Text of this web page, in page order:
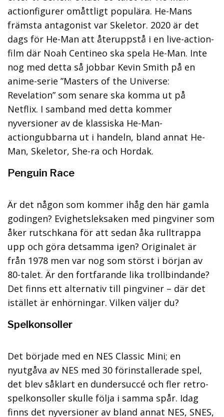
actionfigurer omåttligt populära. He-Mans
främsta antagonist var Skeletor. 2020 är det
dags för He-Man att återuppstå i en live-action-
film där Noah Centineo ska spela He-Man. Inte
nog med detta så jobbar Kevin Smith på en
anime-serie ”Masters of the Universe:
Revelation” som senare ska komma ut på
Netflix. I samband med detta kommer
nyversioner av de klassiska He-Man-
actiongubbarna ut i handeln, bland annat He-
Man, Skeletor, She-ra och Hordak.
Penguin Race
Är det någon som kommer ihåg den här gamla
godingen? Evighetsleksaken med pingviner som
åker rutschkana för att sedan åka rulltrappa
upp och göra detsamma igen? Originalet är
från 1978 men var nog som störst i början av
80-talet. Är den fortfarande lika trollbindande?
Det finns ett alternativ till pingviner – där det
istället är enhörningar. Vilken väljer du?
Spelkonsoller
Det började med en NES Classic Mini; en
nyutgåva av NES med 30 förinstallerade spel,
det blev såklart en dundersuccé och fler retro-
spelkonsoller skulle följa i samma spår. Idag
finns det nyversioner av bland annat NES, SNES,